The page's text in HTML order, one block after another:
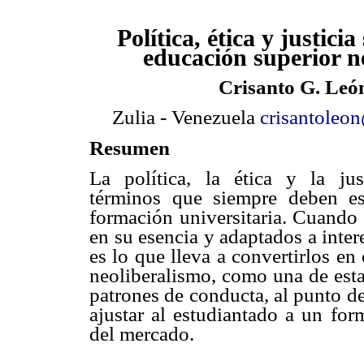
Política, ética y justicia
educación superior
Crisanto G.
Zulia - Venezuela
Resumen
La política, la ética y la
términos que siempre deben
formación universitaria. Cuando
en su esencia y adaptados a
es lo que lleva a convertirlos
neoliberalismo, como una de
patrones de conducta, al punto
ajustar al estudiantado a un
del mercado.